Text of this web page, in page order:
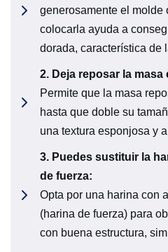
generosamente el molde
colocarla ayuda a
dorada, característica de
2. Deja reposar la
Permite que la masa
hasta que doble su
una textura esponjosa y
3. Puedes sustituir la
de fuerza:
Opta por una harina con
(harina de fuerza) para
con buena estructura,